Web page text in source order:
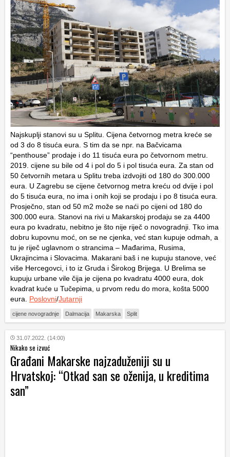
Najskuplji stanovi su u Splitu. Cijena četvornog metra kreće se
od 3 do 8 tisuća eura. S tim da se npr. na Bačvicama
“penthouse” prodaje i do 11 tisuća eura po četvornom metru.
2019. cijene su bile od 4 i pol do 5 i pol tisuća eura. Za stan od
50 četvornih metara u Splitu treba izdvojiti od 180 do 300.000
eura. U Zagrebu se cijene četvornog metra kreću od dvije i pol
do 5 tisuća eura, no ima i onih koji se prodaju i po 8 tisuća eura.
Prosječno, stan od 50 m2 može se naći po cijeni od 180 do
300.000 eura. Stanovi na rivi u Makarskoj prodaju se za 4400
eura po kvadratu, nebitno je što nije riječ o novogradnji. Tko ima
dobru kupovnu moć, on se ne cjenka, već stan kupuje odmah, a
tu je riječ uglavnom o strancima – Mađarima, Rusima,
Ukrajincima i Slovacima. Makarani baš i ne kupuju stanove, već
više Hercegovci, i to iz Gruda i Širokog Brijega. U Brelima se
kupuju urbane vile čija je cijena po kvadratu 4000 eura, dok
kvadrat kuće u Tučepima, u prvom redu do mora, košta 5000
eura. Poslovni/Jutarnji
cijene novogradnje Dalmacija Makarska Split
31.07.2022. (14:00)
Nikako se izvuć
Građani Makarske najzaduženiji su u
Hrvatskoj: “Otkad san se oženija, u kreditima
san”